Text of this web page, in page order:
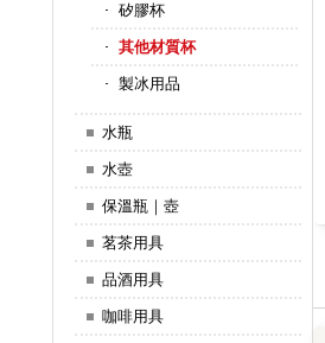
矽膠杯
其他材質杯
製冰用品
水瓶
水壺
保溫瓶｜壺
茗茶用具
品酒用具
咖啡用具